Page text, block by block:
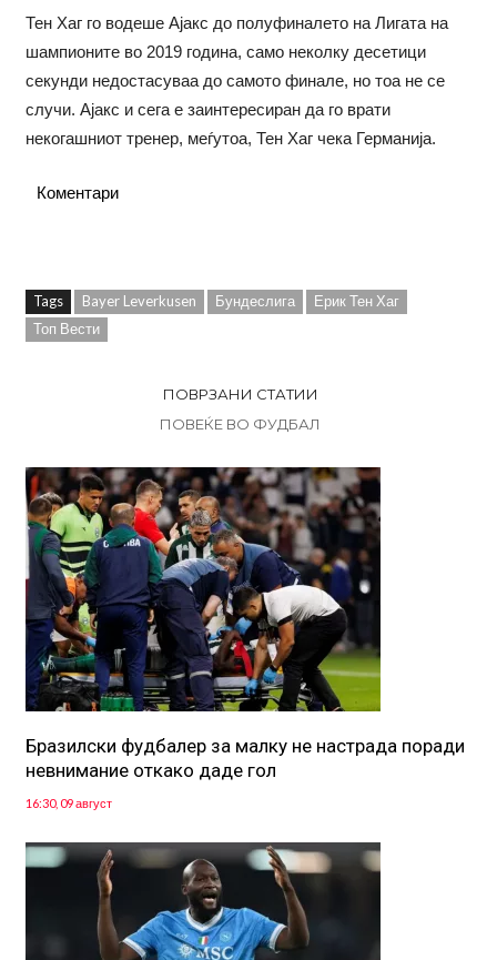
Тен Хаг го водеше Ајакс до полуфиналето на Лигата на
шампионите во 2019 година, само неколку десетици
секунди недостасуваа до самото финале, но тоа не се
случи. Ајакс и сега е заинтересиран да го врати
некогашниот тренер, меѓутоа, Тен Хаг чека Германија.
Коментари
Tags Bayer Leverkusen Бундеслига
Ерик Тен Хаг
Топ Вести
ПОВРЗАНИ СТАТИИ
ПОВЕЌЕ ВО ФУДБАЛ
Бразилски фудбалер за малку не настрада поради
невнимание откако даде гол
16:30, 09 август